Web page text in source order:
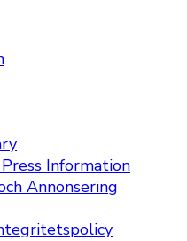
Information
Annonsering